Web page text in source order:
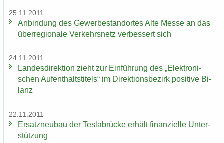
25.11.2011
An­bin­dung des Ge­wer­be­stand­or­tes Alte Messe an das
über­re­gio­na­le Ver­kehrs­netz ver­bes­sert sich
24.11.2011
Lan­des­di­rek­ti­on zieht zur Ein­füh­rung des „Elek­tro­ni­
schen Auf­ent­halts­ti­tels“ im Di­rek­ti­ons­be­zirk po­si­ti­ve Bi­
lanz
22.11.2011
Er­satz­neu­bau der Tes­la­b­rü­cke er­hält fi­nan­zi­el­le Un­ter­
stüt­zung